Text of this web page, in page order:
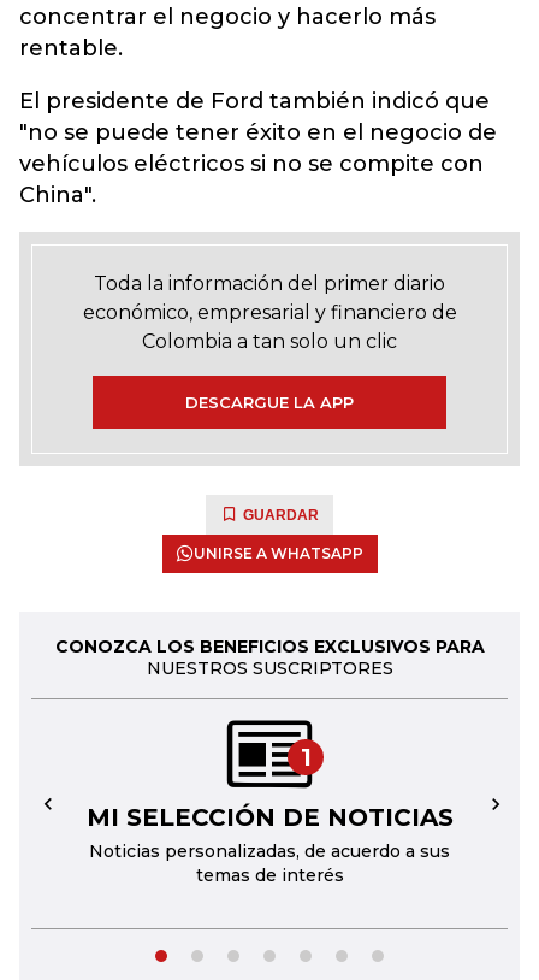
concentrar el negocio y hacerlo más
rentable.
El presidente de Ford también indicó que
"no se puede tener éxito en el negocio de
vehículos eléctricos si no se compite con
China".
Toda la información del primer diario
económico, empresarial y financiero de
Colombia a tan solo un clic
DESCARGUE LA APP
GUARDAR
UNIRSE A WHATSAPP
CONOZCA LOS BENEFICIOS EXCLUSIVOS PARA
NUESTROS SUSCRIPTORES
1
MI SELECCIÓN DE NOTICIAS
Noticias personalizadas, de acuerdo a sus
temas de interés
← →